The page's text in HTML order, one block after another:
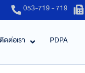
053-719 - 719
ติดต่อเรา PDPA